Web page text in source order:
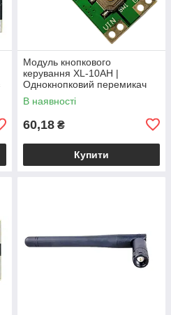
Модуль кнопкового
керування XL-10AH |
Однокнопковий перемикач
10A | Модуль з фіксацією |
Широкий діапазон
В наявності
60,18 ₴
Купити